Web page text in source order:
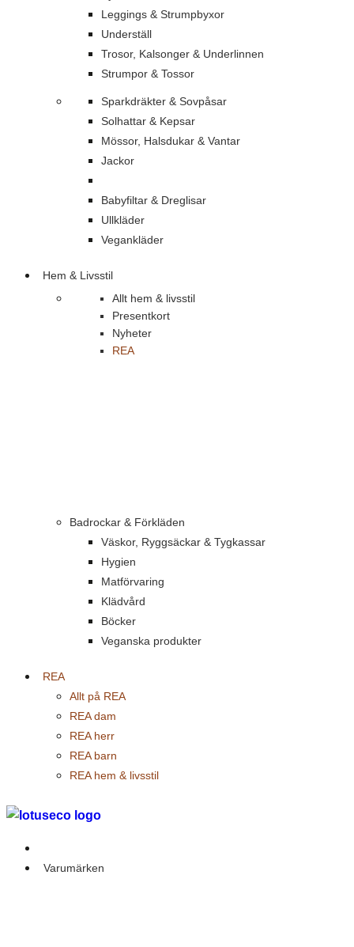
Leggings & Strumpbyxor
Underställ
Trosor, Kalsonger & Underlinnen
Strumpor & Tossor
Sparkdräkter & Sovpåsar
Solhattar & Kepsar
Mössor, Halsdukar & Vantar
Jackor
Babyfiltar & Dreglisar
Ullkläder
Vegankläder
Hem & Livsstil
Allt hem & livsstil
Presentkort
Nyheter
REA
Badrockar & Förkläden
Väskor, Ryggsäckar & Tygkassar
Hygien
Matförvaring
Klädvård
Böcker
Veganska produkter
REA
Allt på REA
REA dam
REA herr
REA barn
REA hem & livsstil
Varumärken